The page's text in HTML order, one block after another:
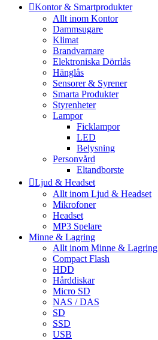
Kontor & Smartprodukter
Allt inom Kontor
Dammsugare
Klimat
Brandvarnare
Elektroniska Dörrlås
Hänglås
Sensorer & Syrener
Smarta Produkter
Styrenheter
Lampor
Ficklampor
LED
Belysning
Personvård
Eltandborste
Ljud & Headset
Allt inom Ljud & Headset
Mikrofoner
Headset
MP3 Spelare
Minne & Lagring
Allt inom Minne & Lagring
Compact Flash
HDD
Hårddiskar
Micro SD
NAS / DAS
SD
SSD
USB